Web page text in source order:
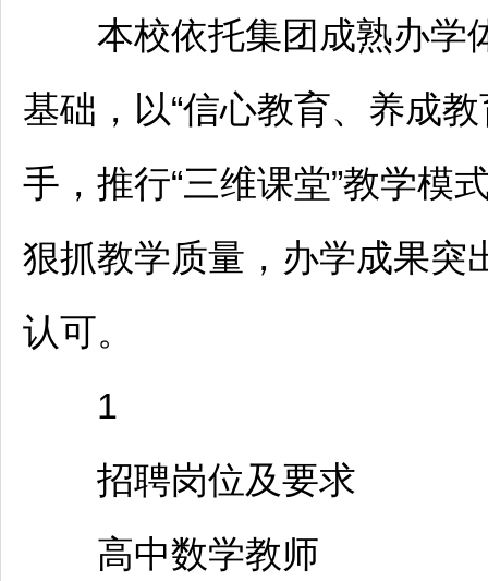
本校依托集团成熟办学
基础，以“信心教育、养成
手，推行“三维课堂”教学模
狠抓教学质量，办学成果突
认可。
1
招聘岗位及要求
高中数学教师